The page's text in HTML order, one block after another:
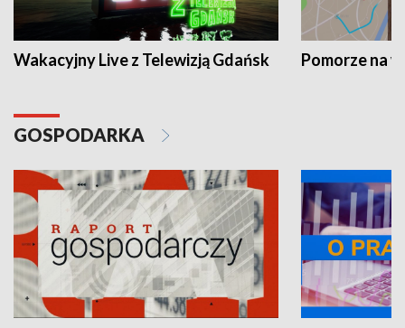
Wakacyjny Live z Telewizją Gdańsk Pomorze na
GOSPODARKA